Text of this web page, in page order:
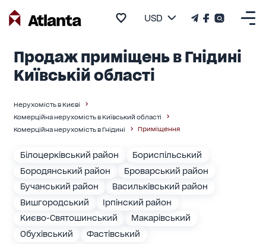
USD
Продаж приміщень в Гнідині
Київській області
Нерухомість в Києві
Комерційна нерухомість в Київський області
Комерційна нерухомість в Гнідині
Приміщення
Білоцерківський район
Бориспільський
Бородянський район
Броварський район
Бучанський район
Васильківський район
Вишгородський
Ірпінский район
Києво-Святошинський
Макарівський
Обухівський
Фастівський